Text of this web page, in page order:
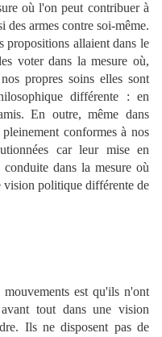
où l'on peut contribuer à
des armes contre soi-même.
propositions allaient dans le
voter dans la mesure où,
propres soins elles sont
différente : en
En outre, même dans
conformes à nos
car leur mise en
dans la mesure où
vision politique différente de
est qu'ils n'ont
tout dans une vision
Ils ne disposent pas de